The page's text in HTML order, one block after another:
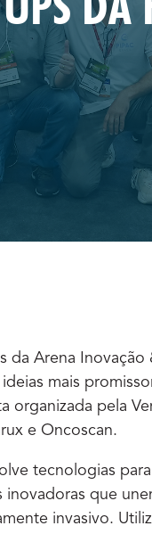
da Arena
mais
organizada pela
e Oncoscan.
tecnologias
que
invasivo.